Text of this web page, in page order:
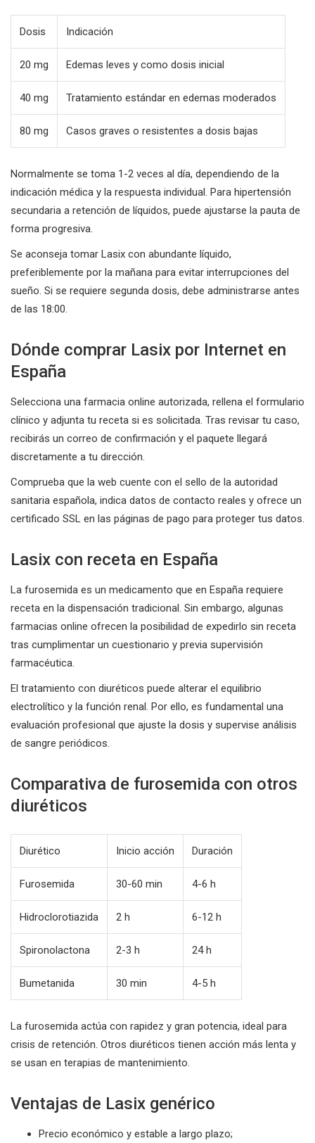
Dosis Indicación
20 mg Edemas leves y como dosis inicial
40 mg Tratamiento estándar en edemas moderados
80 mg Casos graves o resistentes a dosis bajas
Normalmente se toma 1-2 veces al día, dependiendo de la
indicación médica y la respuesta individual. Para hipertensión
secundaria a retención de líquidos, puede ajustarse la pauta de
forma progresiva.
Se aconseja tomar Lasix con abundante líquido,
preferiblemente por la mañana para evitar interrupciones del
sueño. Si se requiere segunda dosis, debe administrarse antes
de las 18:00.
Dónde comprar Lasix por Internet en
España
Selecciona una farmacia online autorizada, rellena el formulario
clínico y adjunta tu receta si es solicitada. Tras revisar tu caso,
recibirás un correo de confirmación y el paquete llegará
discretamente a tu dirección.
Comprueba que la web cuente con el sello de la autoridad
sanitaria española, indica datos de contacto reales y ofrece un
certificado SSL en las páginas de pago para proteger tus datos.
Lasix con receta en España
La furosemida es un medicamento que en España requiere
receta en la dispensación tradicional. Sin embargo, algunas
farmacias online ofrecen la posibilidad de expedirlo sin receta
tras cumplimentar un cuestionario y previa supervisión
farmacéutica.
El tratamiento con diuréticos puede alterar el equilibrio
electrolítico y la función renal. Por ello, es fundamental una
evaluación profesional que ajuste la dosis y supervise análisis
de sangre periódicos.
Comparativa de furosemida con otros
diuréticos
Diurético Inicio acción Duración
Furosemida 30-60 min 4-6 h
Hidroclorotiazida 2 h 6-12 h
Spironolactona 2-3 h 24 h
Bumetanida 30 min 4-5 h
La furosemida actúa con rapidez y gran potencia, ideal para
crisis de retención. Otros diuréticos tienen acción más lenta y
se usan en terapias de mantenimiento.
Ventajas de Lasix genérico
Precio económico y estable a largo plazo;